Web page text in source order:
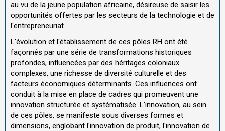
au vu de la jeune population africaine, désireuse de saisir les
opportunités offertes par les secteurs de la technologie et de
l'entrepreneuriat.
L'évolution et l'établissement de ces pôles RH ont été
façonnés par une série de transformations historiques
profondes, influencées par des héritages coloniaux
complexes, une richesse de diversité culturelle et des
facteurs économiques déterminants. Ces influences ont
conduit à la mise en place de cadres qui promeuvent une
innovation structurée et systématisée. L'innovation, au sein
de ces pôles, se manifeste sous diverses formes et
dimensions, englobant l'innovation de produit, l'innovation de